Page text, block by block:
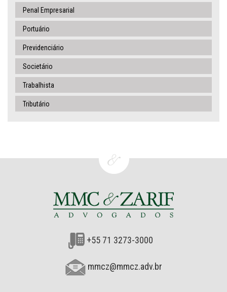
Penal Empresarial
Portuário
Previdenciário
Societário
Trabalhista
Tributário
+55 71 3273-3000
mmcz@mmcz.adv.br